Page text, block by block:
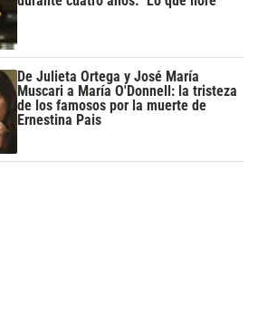
De Julieta Ortega y José María
Muscari a María O'Donnell: la tristeza
de los famosos por la muerte de
Ernestina Pais